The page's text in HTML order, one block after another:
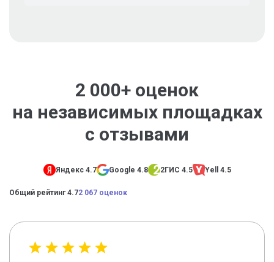
2 000+ оценок
на независимых площадках
с отзывами
Яндекс 4.7 Google 4.8 2ГИС 4.5 Yell 4.5
Общий рейтинг 4.72 067 оценок